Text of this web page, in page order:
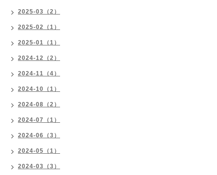
2025-03（2）
2025-02（1）
2025-01（1）
2024-12（2）
2024-11（4）
2024-10（1）
2024-08（2）
2024-07（1）
2024-06（3）
2024-05（1）
2024-03（3）